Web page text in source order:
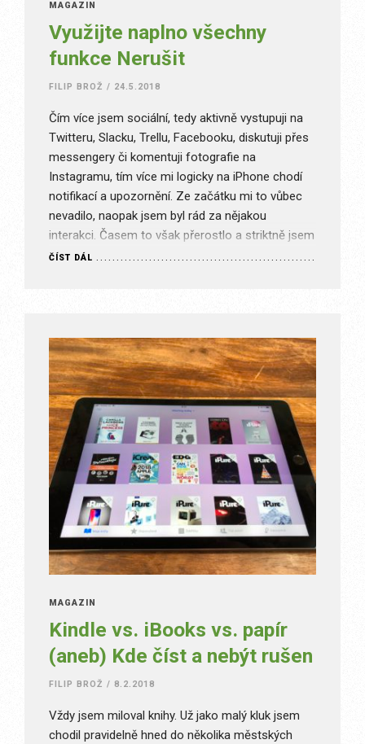
MAGAZÍN
Využijte naplno všechny
funkce Nerušit
FILIP BROŽ / 24.5.2018
Čím více jsem sociální, tedy aktivně vystupuji na
Twitteru, Slacku, Trellu, Facebooku, diskutuji přes
messengery či komentuji fotografie na
Instagramu, tím více mi logicky na iPhone chodí
notifikací a upozornění. Ze začátku mi to vůbec
nevadilo, naopak jsem byl rád za nějakou
interakci. Časem to však přerostlo a striktně jsem
musel na iPhonu zapnout funkci…
ČÍST DÁL
MAGAZÍN
Kindle vs. iBooks vs. papír
(aneb) Kde číst a nebýt rušen
FILIP BROŽ / 8.2.2018
Vždy jsem miloval knihy. Už jako malý kluk jsem
chodil pravidelně hned do několika městských